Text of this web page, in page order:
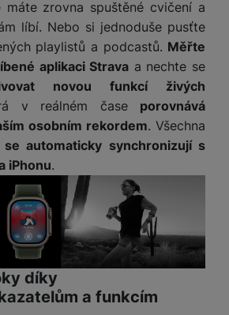
zrovna spuštěné cvičení a
líbí. Nebo si jednoduše pusťte
playlistů a podcastů. Měřte
aplikaci Strava a nechte se
novou funkcí živých
v reálném čase porovnává
osobním rekordem. Všechna
automaticky synchronizují s
iPhonu.
díky
a funkcím